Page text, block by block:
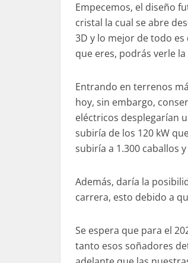
Empecemos, el diseño
cristal la cual se abre
3D y lo mejor de todo
que eres, podrás verle
Entrando en terrenos
hoy, sin embargo,
eléctricos desplegarían
subiría de los 120 kW
subiría a 1.300 caballos
Además, daría la
carrera, esto debido a
Se espera que para el
tanto esos soñadores